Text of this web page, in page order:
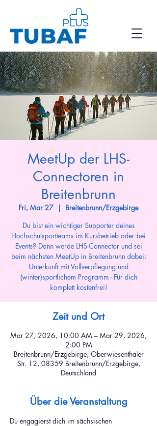
MeetUp der LHS-
Connectoren in
Breitenbrunn
Fri, Mar 27
  |
Breitenbrunn/Erzgebirge
Du bist ein wichtiger Supporter deines
Hochschulsportteams im Kursbetrieb oder bei
Events? Dann werde LHS-Connector und sei
beim nächsten MeetUp in Breitenbrunn dabei:
Unterkunft mit Vollverpflegung und
(winter)sportlichem Programm - Für dich
komplett kostenfrei!
Zeit und Ort
Mar 27, 2026, 10:00 AM – Mar 29, 2026,
2:00 PM
Breitenbrunn/Erzgebirge, Oberwiesenthaler
Str. 12, 08359 Breitenbrunn/Erzgebirge,
Deutschland
Über die Veranstaltung
Du engagierst dich im sächsischen